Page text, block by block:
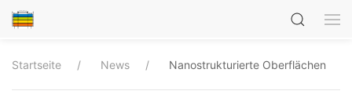
Startseite News Nanostrukturierte Oberflächen